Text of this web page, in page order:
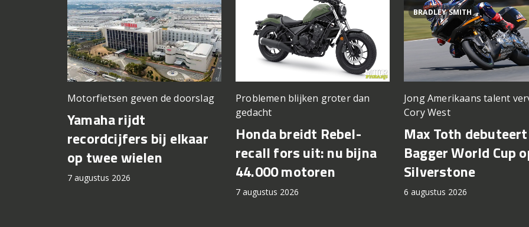
Motorfietsen geven de doorslag
Yamaha rijdt
recordcijfers bij elkaar
op twee wielen
7 augustus 2026
Problemen blijken groter dan
gedacht
Honda breidt Rebel-
recall fors uit: nu bijna
44.000 motoren
7 augustus 2026
BRADLEY SMITH
Jong Amerikaans talent
Cory West
Max Toth
Bagger World Cup
Silverstone
6 augustus 2026